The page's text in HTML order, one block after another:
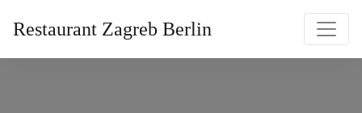
Restaurant Zagreb Berlin